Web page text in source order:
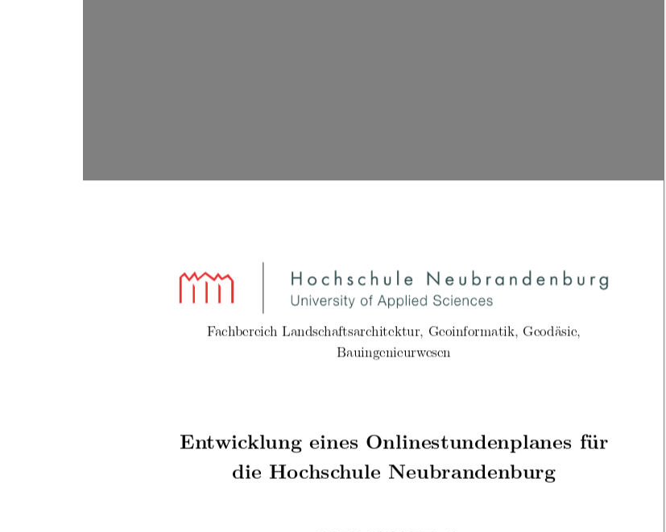
Fachbereich Landschaftsarchitektur, Geoinformatik, Geodäsie,
Bauingenieurwesen
Entwicklung eines Onlinestundenplanes für
die Hochschule Neubrandenburg